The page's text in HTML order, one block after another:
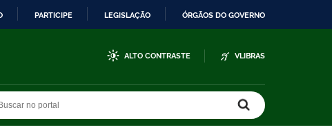
PARTICIPE LEGISLAÇÃO ÓRGÃOS DO GOVERNO
ALTO CONTRASTE VLIBRAS